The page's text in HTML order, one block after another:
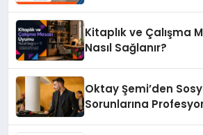
Kitaplık ve Çalışma
Nasıl Sağlanır?
Oktay Şemi’den
Sorunlarına